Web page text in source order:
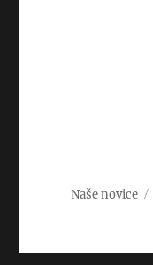
Naše novice